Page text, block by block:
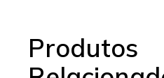
Produtos